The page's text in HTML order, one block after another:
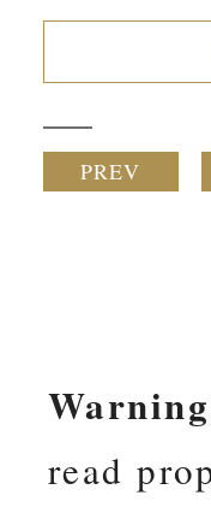
PREV
Warning
read